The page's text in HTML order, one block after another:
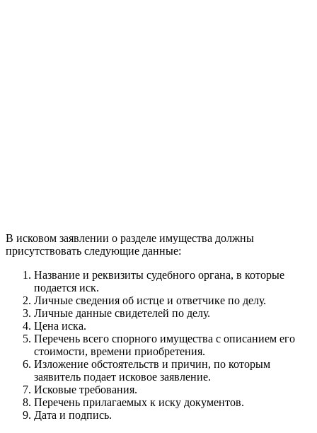
В исковом заявлении о разделе имущества должны
присутствовать следующие данные:
Название и реквизиты судебного органа, в которые
подается иск.
Личные сведения об истце и ответчике по делу.
Личные данные свидетелей по делу.
Цена иска.
Перечень всего спорного имущества с описанием его
стоимости, времени приобретения.
Изложение обстоятельств и причин, по которым
заявитель подает исковое заявление.
Исковые требования.
Перечень прилагаемых к иску документов.
Дата и подпись.